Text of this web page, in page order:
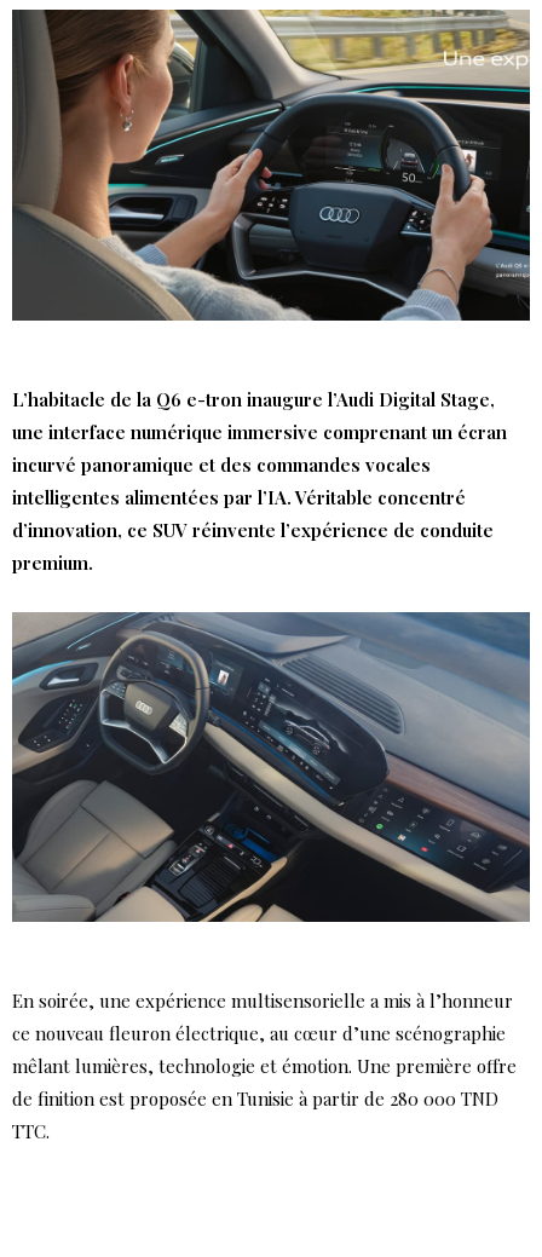
L’habitacle de la Q6 e-tron inaugure l’Audi Digital Stage,
une interface numérique immersive comprenant un écran
incurvé panoramique et des commandes vocales
intelligentes alimentées par l’IA. Véritable concentré
d’innovation, ce SUV réinvente l’expérience de conduite
premium.
En soirée, une expérience multisensorielle a mis à l’honneur
ce nouveau fleuron électrique, au cœur d’une scénographie
mêlant lumières, technologie et émotion. Une première offre
de finition est proposée en Tunisie à partir de 280 000 TND
TTC.